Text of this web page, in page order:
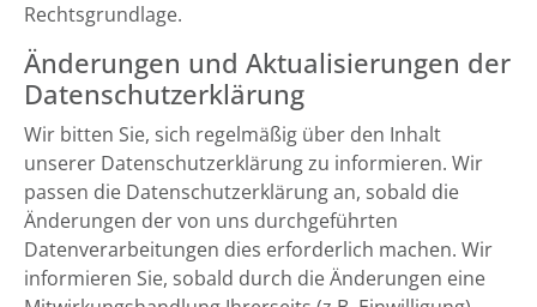
Rechtsgrundlage.
Änderungen und Aktualisierungen der
Datenschutzerklärung
Wir bitten Sie, sich regelmäßig über den Inhalt
unserer Datenschutzerklärung zu informieren. Wir
passen die Datenschutzerklärung an, sobald die
Änderungen der von uns durchgeführten
Datenverarbeitungen dies erforderlich machen. Wir
informieren Sie, sobald durch die Änderungen eine